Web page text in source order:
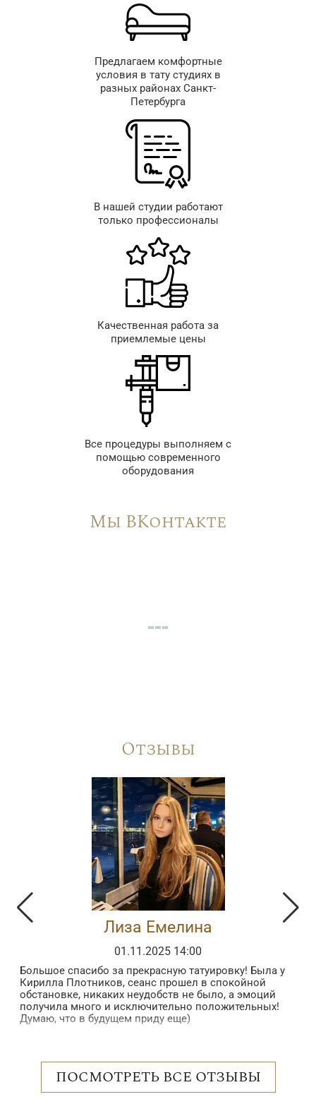
Предлагаем комфортные
условия в тату студиях в
разных районах Санкт-
Петербурга
В нашей студии работают
только профессионалы
Качественная работа за
приемлемые цены
Все процедуры выполняем с
помощью современного
оборудования
Мы ВКонтакте
Отзывы
Лиза Емелина
01.11.2025 14:00
Большое спасибо за прекрасную татуировку! Была у
Кирилла Плотников, сеанс прошел в спокойной
обстановке, никаких неудобств не было, а эмоций
получила много и исключительно положительных!
Думаю, что в будущем приду еще)
ПОСМОТРЕТЬ ВСЕ ОТЗЫВЫ